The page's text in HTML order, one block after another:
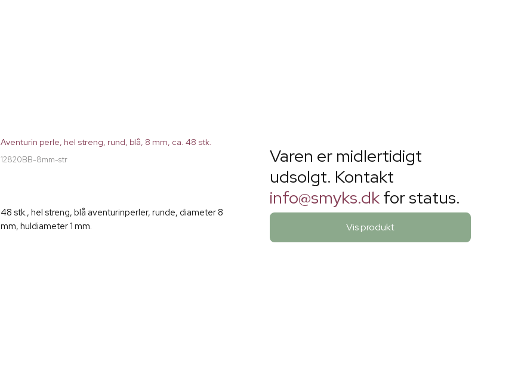
Aventurin perle, hel streng, rund, blå, 8 mm, ca. 48 stk.
12820BB-8mm-str
48 stk., hel streng, blå aventurinperler, runde, diameter 8
mm, huldiameter 1 mm.
Varen er midlertidigt
udsolgt. Kontakt
info@smyks.dkfor status.
Vis produkt